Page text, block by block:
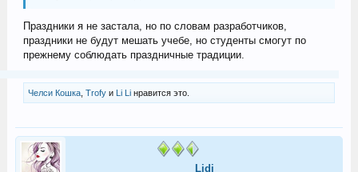
Праздники я не застала, но по словам разработчиков,
праздники не будут мешать учебе, но студенты смогут по
прежнему соблюдать праздничные традиции.
Челси Кошка, Trofyи Li Liнравится это.
Lidi